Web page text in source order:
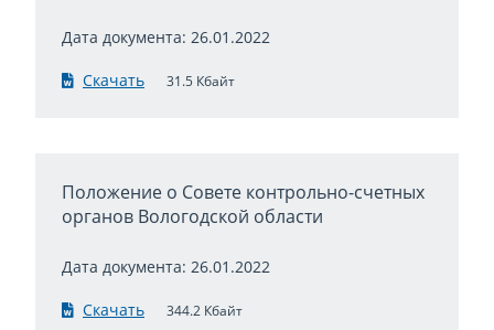
Дата документа: 26.01.2022
Скачать 31.5 Кбайт
Положение о Совете контрольно-счетных
органов Вологодской области
Дата документа: 26.01.2022
Скачать 344.2 Кбайт